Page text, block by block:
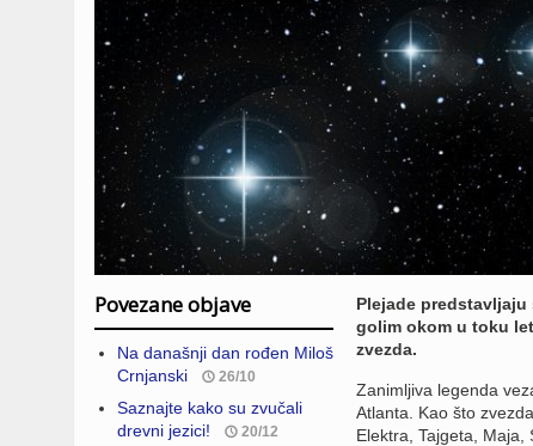
Povezane objave
Na današnji dan rođen Miloš
Crnjanski
26/10
Saznajte kako su zvučali
drevni jezici!
20/12
Plejade predstavljaju
golim okom u toku
zvezda.
Zanimljiva legenda
Atlanta. Kao što
Elektra, Tajgeta, Maja,